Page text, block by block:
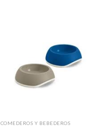
COMEDEROS Y BEBEDEROS